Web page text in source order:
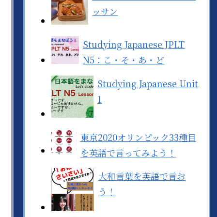
ッサン
Studying Japanese JPLT
N5：こ・そ・あ・ど
Studying Japanese Unit
1
東京2020オリンピック33種目
を英語で言ってみよう！
大和言葉を英語で言お
う！